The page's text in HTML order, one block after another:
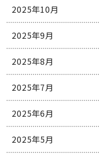
2025年10月
2025年9月
2025年8月
2025年7月
2025年6月
2025年5月